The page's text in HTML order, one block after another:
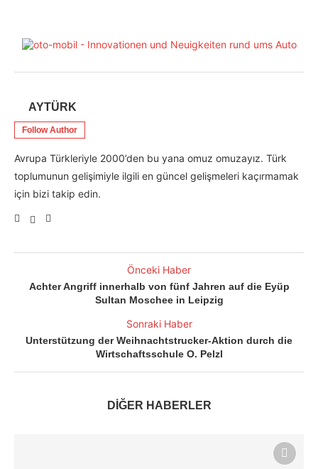
AYTÜRK
Follow Author
Avrupa Türkleriyle 2000’den bu yana omuz omuzayız. Türk
toplumunun gelişimiyle ilgili en güncel gelişmeleri kaçırmamak
için bizi takip edin.
Önceki Haber
Achter Angriff innerhalb von fünf Jahren auf die Eyüp
Sultan Moschee in Leipzig
Sonraki Haber
Unterstützung der Weihnachtstrucker-Aktion durch die
Wirtschaftsschule O. Pelzl
DİĞER HABERLER